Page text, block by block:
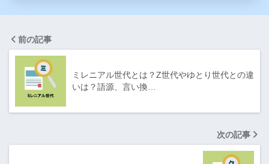
前の記事
ミレニアル世代とは？Z世代やゆとり世代との違
いは？語源、言い換…
次の記事